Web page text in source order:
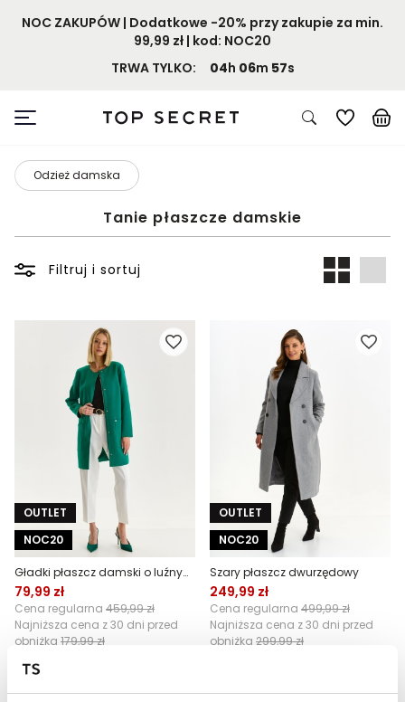
NOC ZAKUPÓW | Dodatkowe -20% przy zakupie za min.
99,99 zł | kod: NOC20
TRWA TYLKO:
04h 06m 57s
Odzież damska
Tanie płaszcze damskie
Filtruj i sortuj
OUTLET
NOC20
Gładki płaszcz damski o luźnym fasonie
79,99 zł
Cena regularna 459,99 zł
Najniższa cena z 30 dni przed
obniżką 179,99 zł
OUTLET
NOC20
Szary płaszcz dwurzędowy
249,99 zł
Cena regularna 499,99 zł
Najniższa cena z 30 dni przed
obniżką 299,99 zł